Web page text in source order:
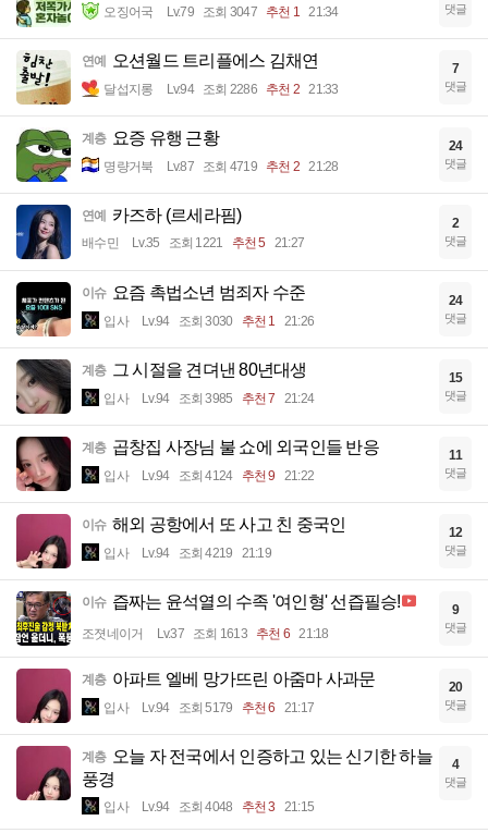
오징어국 Lv.79 조회 3047 추천 1 21:34 댓글
연예 오션월드 트리플에스 김채연
달섭지롱 Lv.94 조회 2286 추천 2 21:33
7
댓글
계층 요증 유행 근황
명량거북 Lv.87 조회 4719 추천 2 21:28
24
댓글
연예 카즈하 (르세라핌)
배수민 Lv.35 조회 1221 추천 5 21:27
2
댓글
이슈 요즘 촉법소년 범죄자 수준
입사 Lv.94 조회 3030 추천 1 21:26
24
댓글
계층 그 시절을 견뎌낸 80년대생
입사 Lv.94 조회 3985 추천 7 21:24
15
댓글
계층 곱창집 사장님 불 쇼에 외국인들 반응
입사 Lv.94 조회 4124 추천 9 21:22
11
댓글
이슈 해외 공항에서 또 사고 친 중국인
입사 Lv.94 조회 4219 21:19
12
댓글
이슈 즙짜는 윤석열의 수족 '여인형' 선즙필승!
조졋네이거 Lv.37 조회 1613 추천 6 21:18
9
댓글
계층 아파트 엘베 망가뜨린 아줌마 사과문
입사 Lv.94 조회 5179 추천 6 21:17
20
댓글
계층 오늘 자 전국에서 인증하고 있는 신기한 하늘
풍경
입사 Lv.94 조회 4048 추천 3 21:15
4
댓글